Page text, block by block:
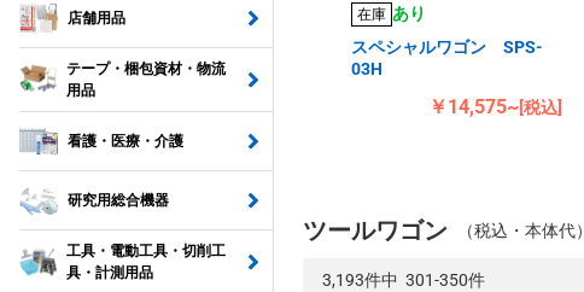
店舗用品
テープ・梱包資材・物流
用品
看護・医療・介護
研究用総合機器
工具・電動工具・切削工
具・計測用品
在庫 あり
スペシャルワゴン SPS-
03H
￥14,575~[税込]
ツールワゴン （税込・本体代）
3,193件中 301-350件